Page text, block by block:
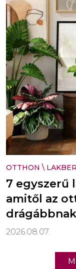
OTTHON \
7 egyszerű
amitől az
2026.08.07.